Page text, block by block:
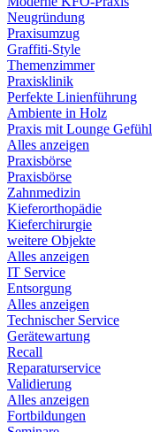
Neugründung
Praxisumzug
Graffiti-Style
Themenzimmer
Praxisklinik
Perfekte Linienführung
Ambiente in Holz
Praxis mit Lounge Gefühl
Alles anzeigen
Praxisbörse
Praxisbörse
Zahnmedizin
Kieferorthopädie
Kieferchirurgie
weitere Objekte
Alles anzeigen
IT Service
Entsorgung
Alles anzeigen
Technischer Service
Gerätewartung
Recall
Reparaturservice
Validierung
Alles anzeigen
Fortbildungen